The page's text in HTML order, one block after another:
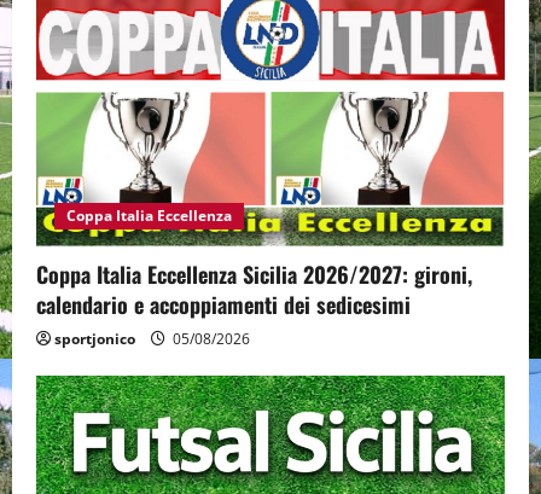
Coppa Italia Eccellenza
Coppa Italia Eccellenza Sicilia 2026/2027: gironi,
calendario e accoppiamenti dei sedicesimi
sportjonico 05/08/2026